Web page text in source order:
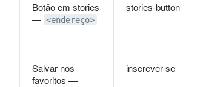
Botão em stories
— <endereço>
stories-button
Salvar nos
favoritos —
inscrever-se